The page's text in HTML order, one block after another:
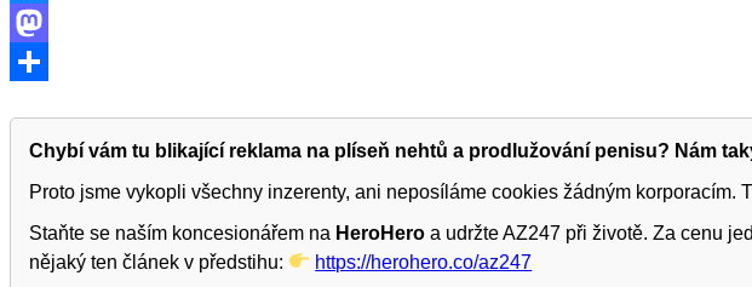
Bluesky
Mastodon
Chybí vám tu blikající reklama na plíseň nehtů a prodlužování penisu? Nám
Proto jsme vykopli všechny inzerenty, ani neposíláme cookies žádným korporacím.
Staňte se naším koncesionářem na HeroHero a udržte AZ247 při životě. Za cenu
nějaký ten článek v předstihu:
https://herohero.co/az247